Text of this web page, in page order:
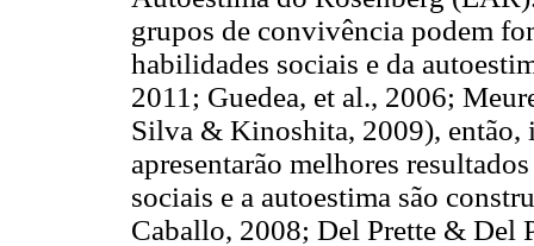
grupos de convivência podem
habilidades sociais e da
2011; Guedea, et al., 2006;
Silva & Kinoshita, 2009), então,
apresentarão melhores
sociais e a autoestima são
Caballo, 2008; Del Prette & Del